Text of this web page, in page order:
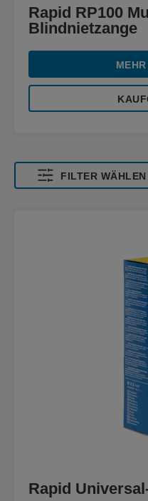
Rapid RP100
Blindnietzange
FILTER WÄHLEN
Rapid